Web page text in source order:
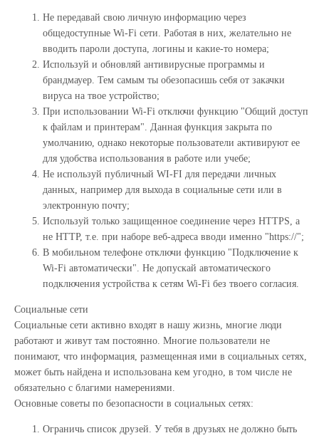
Не передавай свою личную информацию через
общедоступные Wi-Fi сети. Работая в них, желательно не
вводить пароли доступа, логины и какие-то номера;
Используй и обновляй антивирусные программы и
брандмауер. Тем самым ты обезопасишь себя от закачки
вируса на твое устройство;
При использовании Wi-Fi отключи функцию "Общий доступ
к файлам и принтерам". Данная функция закрыта по
умолчанию, однако некоторые пользователи активируют ее
для удобства использования в работе или учебе;
Не используй публичный WI-FI для передачи личных
данных, например для выхода в социальные сети или в
электронную почту;
Используй только защищенное соединение через HTTPS, а
не HTTP, т.е. при наборе веб-адреса вводи именно "https://";
В мобильном телефоне отключи функцию "Подключение к
Wi-Fi автоматически". Не допускай автоматического
подключения устройства к сетям Wi-Fi без твоего согласия.
Социальные сети
Социальные сети активно входят в нашу жизнь, многие люди
работают и живут там постоянно. Многие пользователи не
понимают, что информация, размещенная ими в социальных сетях,
может быть найдена и использована кем угодно, в том числе не
обязательно с благими намерениями.
Основные советы по безопасности в социальных сетях:
Ограничь список друзей. У тебя в друзьях не должно быть